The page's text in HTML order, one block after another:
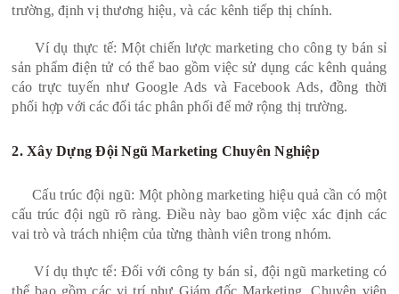
trường, định vị thương hiệu, và các kênh tiếp thị chính.
Ví dụ thực tế: Một chiến lược marketing cho công ty bán sỉ
sản phẩm điện tử có thể bao gồm việc sử dụng các kênh quảng
cáo trực tuyến như Google Ads và Facebook Ads, đồng thời
phối hợp với các đối tác phân phối để mở rộng thị trường.
2. Xây Dựng Đội Ngũ Marketing Chuyên Nghiệp
Cấu trúc đội ngũ: Một phòng marketing hiệu quả cần có một
cấu trúc đội ngũ rõ ràng. Điều này bao gồm việc xác định các
vai trò và trách nhiệm của từng thành viên trong nhóm.
Ví dụ thực tế: Đối với công ty bán sỉ, đội ngũ marketing có